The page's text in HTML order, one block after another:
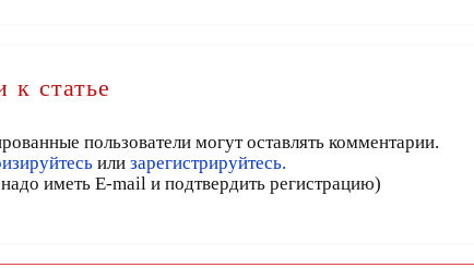
к статье
пользователи могут оставлять комментарии.
или зарегистрируйтесь.
иметь E-mail и подтвердить регистрацию)